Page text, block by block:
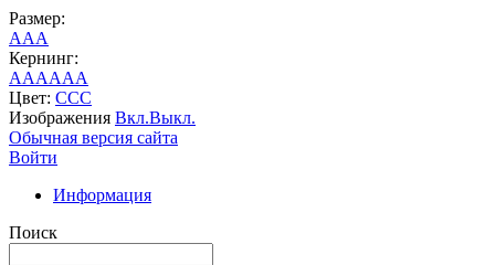
Размер:
AAA
Кернинг:
AAAAAA
Цвет: CCC
Изображения Вкл.Выкл.
Обычная версия сайта
Войти
Информация
Поиск